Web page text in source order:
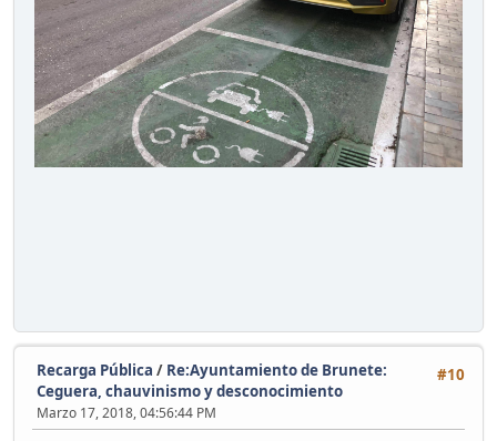
#10
Recarga Pública / Re:Ayuntamiento de Brunete:
Ceguera, chauvinismo y desconocimiento
Marzo 17, 2018, 04:56:44 PM